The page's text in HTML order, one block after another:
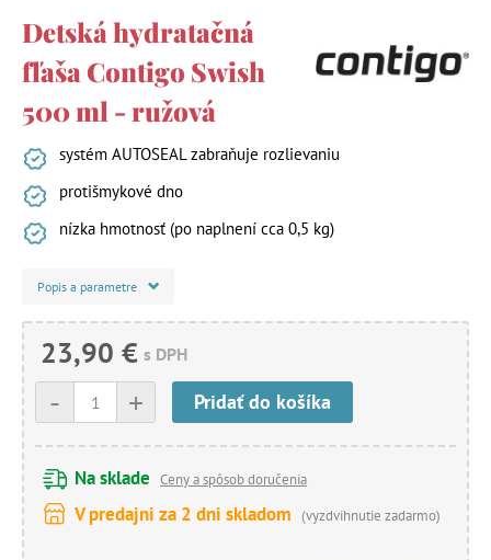
Detská hydratačná
fľaša Contigo Swish
500 ml - ružová
systém AUTOSEAL zabraňuje rozlievaniu
protišmykové dno
nízka hmotnosť (po naplnení cca 0,5 kg)
Popis a parametre
23,90 € s DPH
+
- Pridať do košíka
Na sklade Ceny a spôsob doručenia
V predajni za 2 dni skladom (vyzdvihnutie zadarmo)